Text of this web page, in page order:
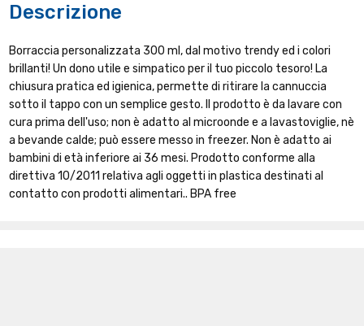
Descrizione
Borraccia personalizzata 300 ml, dal motivo trendy ed i colori
brillanti! Un dono utile e simpatico per il tuo piccolo tesoro! La
chiusura pratica ed igienica, permette di ritirare la cannuccia
sotto il tappo con un semplice gesto. Il prodotto è da lavare con
cura prima dell'uso; non è adatto al microonde e a lavastoviglie, nè
a bevande calde; può essere messo in freezer. Non è adatto ai
bambini di età inferiore ai 36 mesi. Prodotto conforme alla
direttiva 10/2011 relativa agli oggetti in plastica destinati al
contatto con prodotti alimentari.. BPA free